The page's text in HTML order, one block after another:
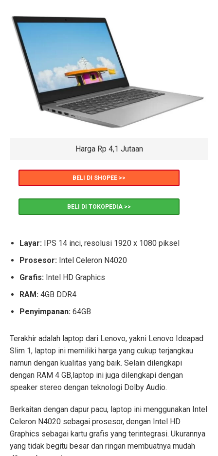
Harga Rp 4,1 Jutaan
BELI DI SHOPEE >>
BELI DI TOKOPEDIA >>
Layar: IPS 14 inci, resolusi 1920 x 1080 piksel
Prosesor: Intel Celeron N4020
Grafis: Intel HD Graphics
RAM: 4GB DDR4
Penyimpanan: 64GB
Terakhir adalah laptop dari Lenovo, yakni Lenovo Ideapad
Slim 1, laptop ini memiliki harga yang cukup terjangkau
namun dengan kualitas yang baik. Selain dilengkapi
dengan RAM 4 GB,laptop ini juga dilengkapi dengan
speaker stereo dengan teknologi Dolby Audio.
Berkaitan dengan dapur pacu, laptop ini menggunakan Intel
Celeron N4020 sebagai prosesor, dengan Intel HD
Graphics sebagai kartu grafis yang terintegrasi. Ukurannya
yang tidak begitu besar dan ringan membuatnya mudah